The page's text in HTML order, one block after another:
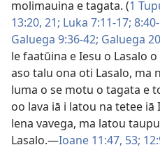
molimauina e tagata. (1
13:20, 21; Luka 7:11-17;
Galuega 9:36-42; Galuega
le faatūina e Iesu o Lasalo
aso talu ona oti Lasalo, ma
luma o se motu o tagata e
oo lava iā i latou na tetee
lena vavega, ma latou
Lasalo.—Ioane 11:47, 53;